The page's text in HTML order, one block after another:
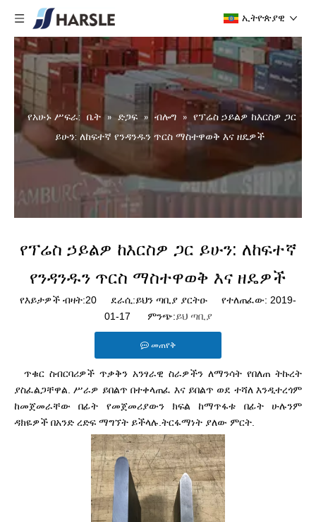
ኢትዮጵያዊ
የአሁኑ ሥፍራ: ቤት » ድጋፍ » ብሎግ » የፕሬስ ኃይልዎ ከእርስዎ ጋር
ይሁን: ለከፍተኛ የንዳንዱን ጥርስ ማስተዋወቅ እና ዘዴዎች
የፕሬስ ኃይልዎ ከእርስዎ ጋር ይሁን: ለከፍተኛ
የንዳንዱን ጥርስ ማስተዋወቅ እና ዘዴዎች
የእይታዎች ብዛት:20 ደራሲ:ይህን ጣቢያ ያርትዑ የተለጠፈው: 2019-
01-17 ምንጭ:ይህ ጣቢያ
መጠየቅ
ጥቁር ስብርባሪዎች ጥቃቅን አንፃራዊ ስራዎችን ለማንሳት የበለጠ ትኩረት
ያስፈልጋቸዋል. ሥራዎ ይበልጥ በተቀላጠፈ እና ይበልጥ ወደ ተሻለ እንዲተረጎም
ከመጀመራቸው በፊት የመጀመሪያውን ክፍል ከማጥፋቱ በፊት ሁሉንም
ዳክዬዎች በአንድ ረድፍ ማግኘት ይችላሉ. ትርፋማነት ያለው ምርት.